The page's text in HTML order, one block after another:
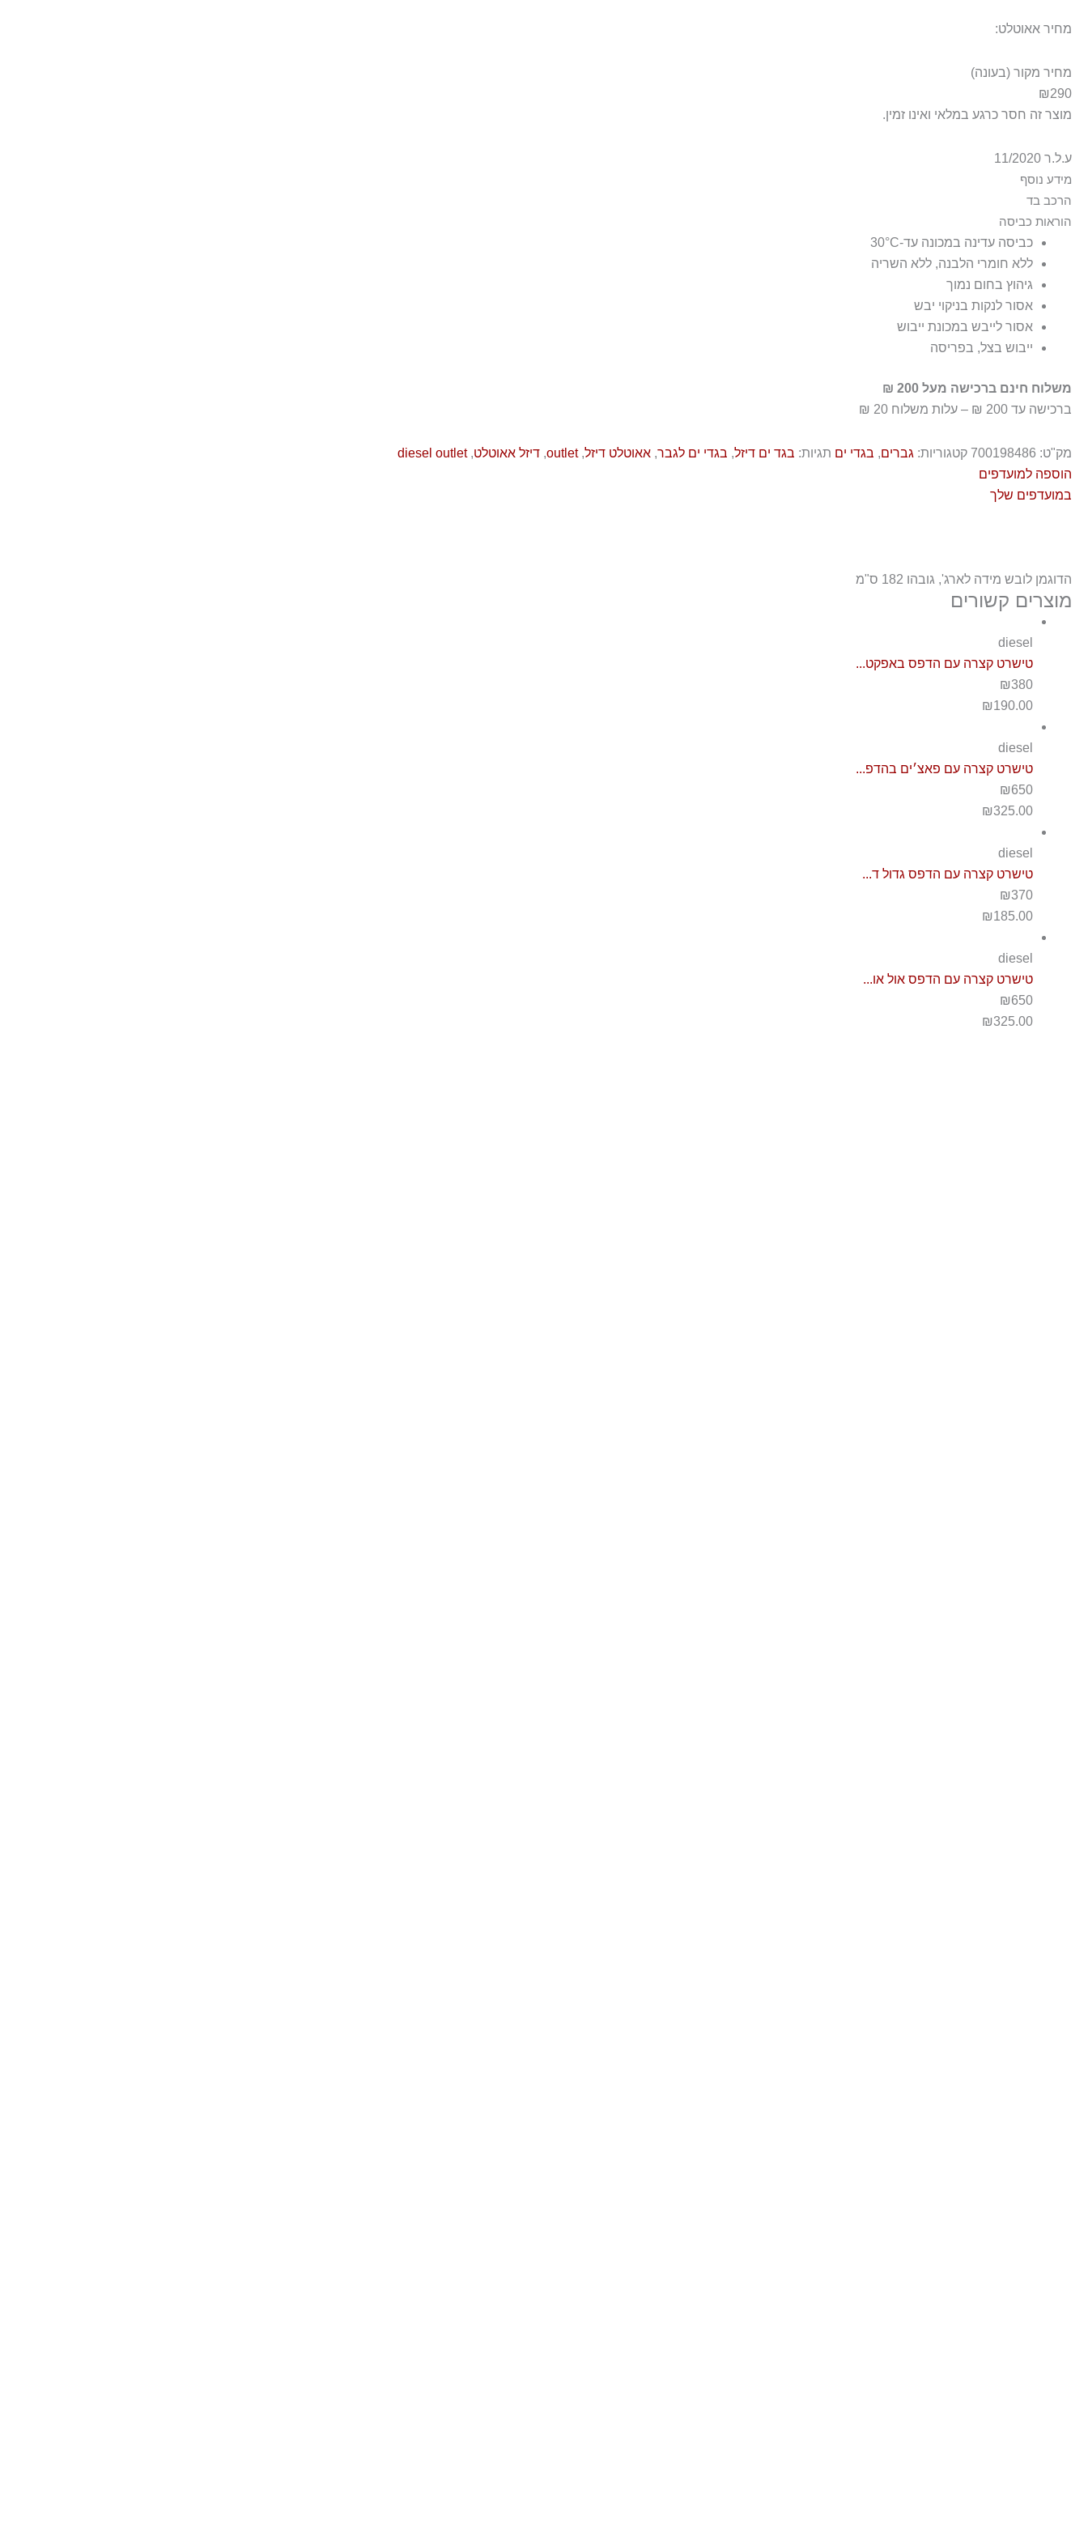
מחיר אאוטלט:
מחיר מקור (בעונה)
₪290
מוצר זה חסר כרגע במלאי ואינו זמין.
ע.ל.ר 11/2020
מידע נוסף
Elasticated drawstring waist Back velcro pocket Inner mesh briefs
הרכב בד
100% פוליאסטר
הוראות כביסה
כביסה עדינה במכונה עד-30°C
ללא חומרי הלבנה, ללא השריה
גיהוץ בחום נמוך
אסור לנקות בניקוי יבש
אסור לייבש במכונת ייבוש
ייבוש בצל, בפריסה
משלוח חינם ברכישה מעל 200 ₪
ברכישה עד 200 ₪ – עלות משלוח 20 ₪
מק"ט: 700198486 קטגוריות: גברים, בגדי ים תגיות: בגד ים דיזל, בגדי ים לגבר, אאוטלט דיזל,
outlet
, דיזל אאוטלט,
diesel outlet
הוספה למועדפים
במועדפים שלך
הדוגמן לובש מידה לארג', גובהו 182 ס"מ
מוצרים קשורים
diesel
טישרט קצרה עם הדפס באפקט...
₪380
₪190.00
diesel
טישרט קצרה עם פאצ׳ים בהדפ...
₪650
₪325.00
diesel
טישרט קצרה עם הדפס גדול ד...
₪370
₪185.00
diesel
טישרט קצרה עם הדפס אול או...
₪650
₪325.00